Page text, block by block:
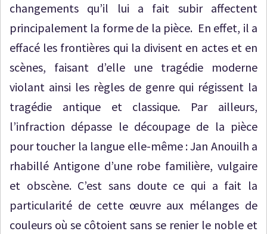
changements qu’il lui a fait subir affectent
principalement la forme de la pièce. En effet, il a
effacé les frontières qui la divisent en actes et en
scènes, faisant d’elle une tragédie moderne
violant ainsi les règles de genre qui régissent la
tragédie antique et classique. Par ailleurs,
l’infraction dépasse le découpage de la pièce
pour toucher la langue elle-même : Jan Anouilh a
rhabillé Antigone d’une robe familière, vulgaire
et obscène. C’est sans doute ce qui a fait la
particularité de cette œuvre aux mélanges de
couleurs où se côtoient sans se renier le noble et